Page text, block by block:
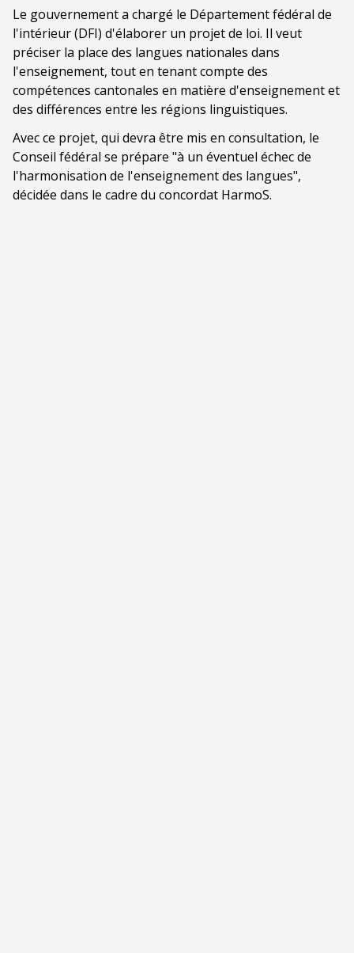
Le gouvernement a chargé le Département fédéral de
l'intérieur (DFI) d'élaborer un projet de loi. Il veut
préciser la place des langues nationales dans
l'enseignement, tout en tenant compte des
compétences cantonales en matière d'enseignement et
des différences entre les régions linguistiques.
Avec ce projet, qui devra être mis en consultation, le
Conseil fédéral se prépare "à un éventuel échec de
l'harmonisation de l'enseignement des langues",
décidée dans le cadre du concordat HarmoS.